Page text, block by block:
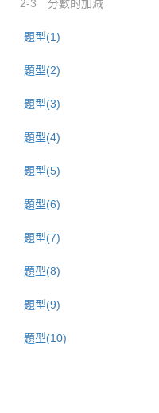
2-3 分數的加減
題型(1)
題型(2)
題型(3)
題型(4)
題型(5)
題型(6)
題型(7)
題型(8)
題型(9)
題型(10)